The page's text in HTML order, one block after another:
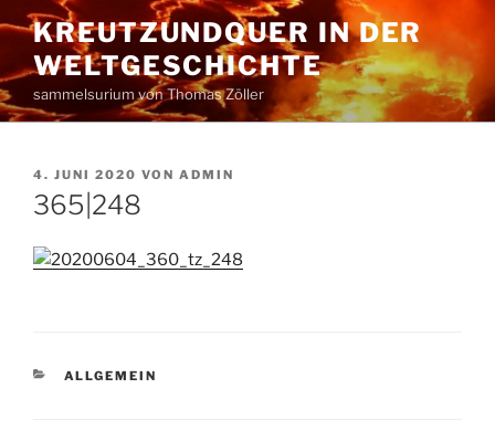
Zum
Inhalt
springen
KREUTZUNDQUER IN DER
WELTGESCHICHTE
sammelsurium von Thomas Zöller
VERÖFFENTLICHT
AM
4. JUNI 2020 VON ADMIN
365|248
KATEGORIEN
ALLGEMEIN